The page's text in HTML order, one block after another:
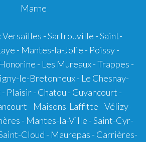
Marne
Versailles - Sartrouville - Saint-
- Mantes-la-Jolie - Poissy -
- Les Mureaux - Trappes -
le-Bretonneux - Le Chesnay-
Plaisir - Chatou - Guyancourt -
- Maisons-Laffitte - Vélizy-
- Mantes-la-Ville - Saint-Cyr-
Cloud - Maurepas - Carrières-